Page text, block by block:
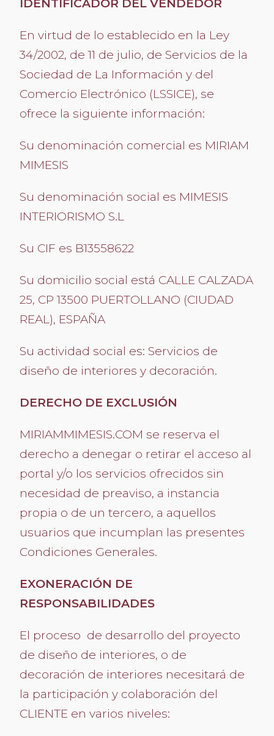
IDENTIFICADOR DEL VENDEDOR
En virtud de lo establecido en la Ley
34/2002, de 11 de julio, de Servicios de la
Sociedad de La Información y del
Comercio Electrónico (LSSICE), se
ofrece la siguiente información:
Su denominación comercial es MIRIAM
MIMESIS
Su denominación social es MIMESIS
INTERIORISMO S.L
Su CIF es B13558622
Su domicilio social está CALLE CALZADA
25, CP 13500 PUERTOLLANO (CIUDAD
REAL), ESPAÑA
Su actividad social es: Servicios de
diseño de interiores y decoración.
DERECHO DE EXCLUSIÓN
MIRIAMMIMESIS.COM se reserva el
derecho a denegar o retirar el acceso al
portal y/o los servicios ofrecidos sin
necesidad de preaviso, a instancia
propia o de un tercero, a aquellos
usuarios que incumplan las presentes
Condiciones Generales.
EXONERACIÓN DE
RESPONSABILIDADES
El proceso de desarrollo del proyecto
de diseño de interiores, o de
decoración de interiores necesitará de
la participación y colaboración del
CLIENTE en varios niveles: